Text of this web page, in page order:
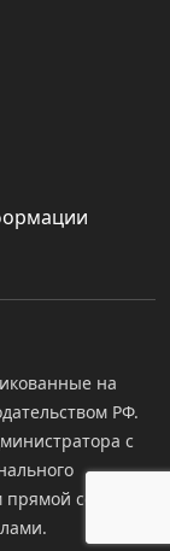
на
РФ.
с
ссылки